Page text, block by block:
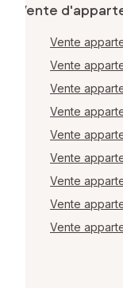
Vente
Vente
Vente
Vente
Vente
Vente
Vente
Vente
Vente
Vente